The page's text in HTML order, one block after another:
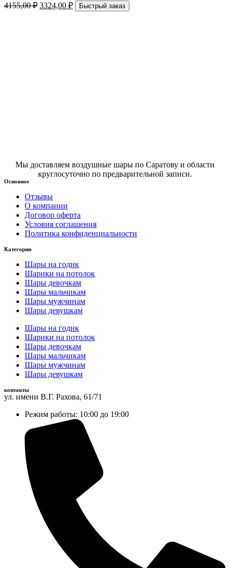
4155,00₽ 3324,00 ₽ Быстрый заказ
Мы доставляем воздушные шары по Саратову и области
круглосуточно по предварительной записи.
Основное
Отзывы
О компании
Договор оферта
Условия соглашения
Политика конфиденциальности
Категории
Шары на годик
Шарики на потолок
Шары девочкам
Шары мальчикам
Шары мужчинам
Шары девушкам
Шары на годик
Шарики на потолок
Шары девочкам
Шары мальчикам
Шары мужчинам
Шары девушкам
контакты
ул. имени В.Г. Рахова, 61/71
Режим работы: 10:00 до 19:00